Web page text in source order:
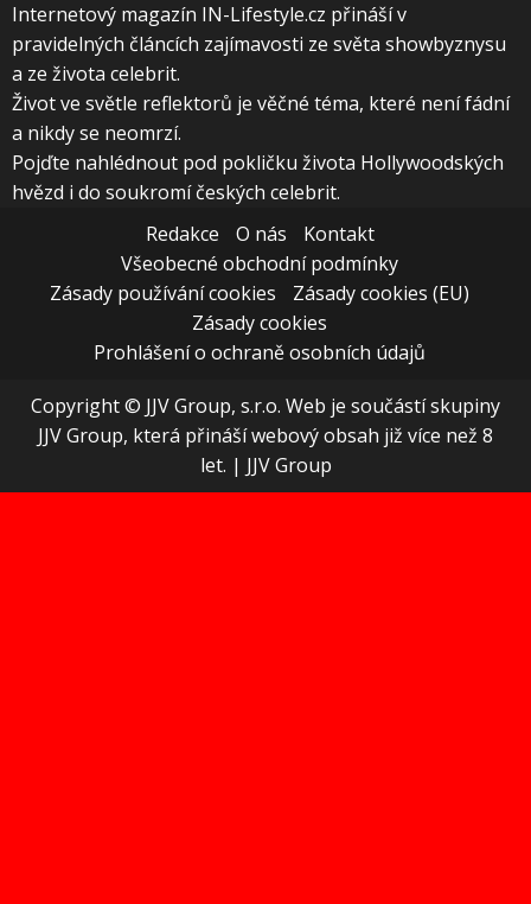
Internetový magazín IN-Lifestyle.cz přináší v
pravidelných článcích zajímavosti ze světa showbyznysu
a ze života celebrit.
Život ve světle reflektorů je věčné téma, které není fádní
a nikdy se neomrzí.
Pojďte nahlédnout pod pokličku života Hollywoodských
hvězd i do soukromí českých celebrit.
Redakce
O nás
Kontakt
Všeobecné obchodní podmínky
Zásady používání cookies
Zásady cookies (EU)
Zásady cookies
Prohlášení o ochraně osobních údajů
Copyright © JJV Group, s.r.o. Web je součástí skupiny
JJV Group, která přináší webový obsah již více než 8
let. | JJV Group